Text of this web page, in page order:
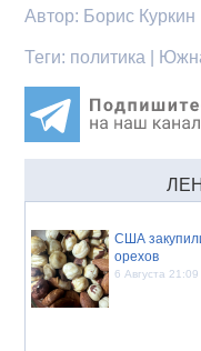
Автор: Борис Куркин
Теги: политика |
США
орехов
6 Августа 21:09